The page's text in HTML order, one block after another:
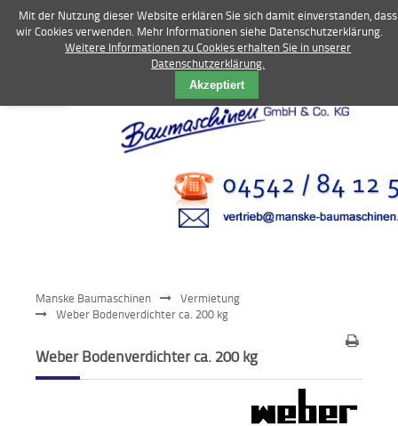
Bagger
Kommunaltechnik
Anbaugeräte
Manske Baumaschinen
Vermietung
Weber Bodenverdichter ca. 200 kg
Weber Bodenverdichter ca. 200 kg
Mit der Nutzung dieser Website erklären Sie sich damit einverstanden, dass
wir Cookies verwenden. Mehr Informationen siehe Datenschutzerklärung.
Weitere Informationen zu Cookies erhalten Sie in unserer
Datenschutzerklärung.
Akzeptiert